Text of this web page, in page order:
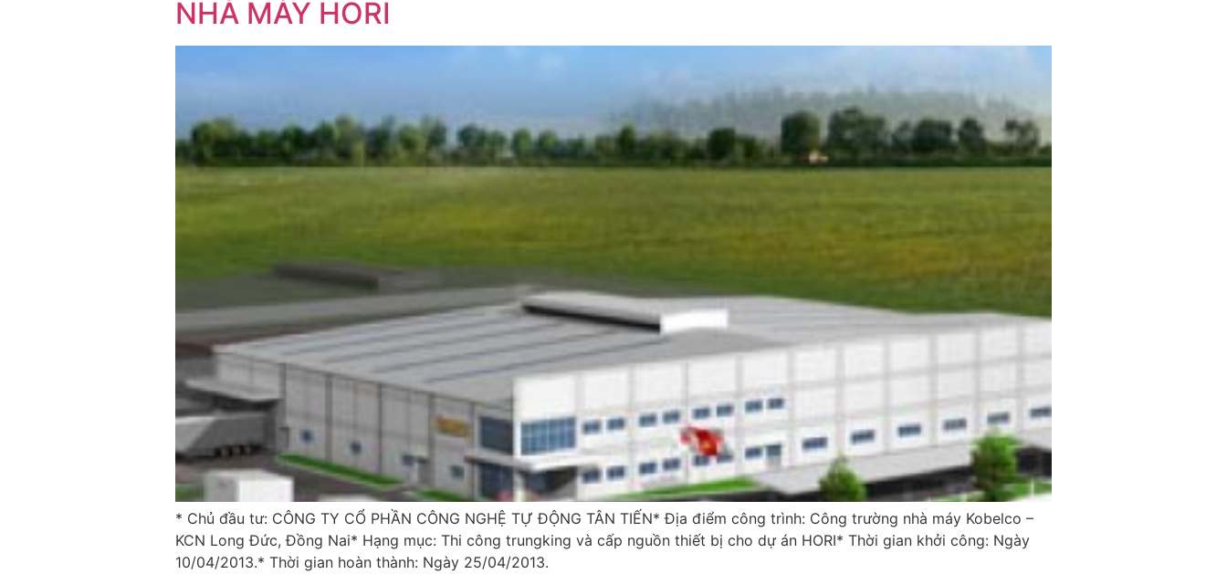
NHÀ MÁY HORI
* Chủ đầu tư: CÔNG TY CỔ PHẦN CÔNG NGHỆ TỰ ĐỘNG TÂN TIẾN* Địa điểm công trình: Công trường nhà máy Kobelco –
KCN Long Đức, Đồng Nai* Hạng mục: Thi công trungking và cấp nguồn thiết bị cho dự án HORI* Thời gian khởi công: Ngày
10/04/2013.* Thời gian hoàn thành: Ngày 25/04/2013.